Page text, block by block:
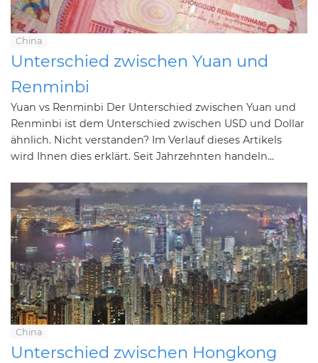
China
Unterschied zwischen Yuan und
Renminbi
Yuan vs Renminbi Der Unterschied zwischen Yuan und
Renminbi ist dem Unterschied zwischen USD und Dollar
ähnlich. Nicht verstanden? Im Verlauf dieses Artikels
wird Ihnen dies erklärt. Seit Jahrzehnten handeln...
China
Unterschied zwischen Hongkong